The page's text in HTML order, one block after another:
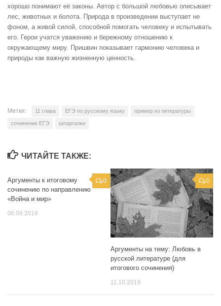
хорошо понимают её законы. Автор с большой любовью описывает
лес, животных и болота. Природа в произведении выступает не
фоном, а живой силой, способной помогать человеку и испытывать
его. Герои учатся уважению и бережному отношению к
окружающему миру. Пришвин показывает гармонию человека и
природы как важную жизненную ценность.
Метки: 11 глава ЕГЭ по русскому языку пример из литературы
сочинение ЕГЭ шпаргалки
ЧИТАЙТЕ ТАКЖЕ:
0
Аргументы к итоговому
сочинению по направлению
«Война и мир»
06.09.2019
0
Аргументы на тему: Любовь в
русской литературе (для
итогового сочинения)
11.10.2019